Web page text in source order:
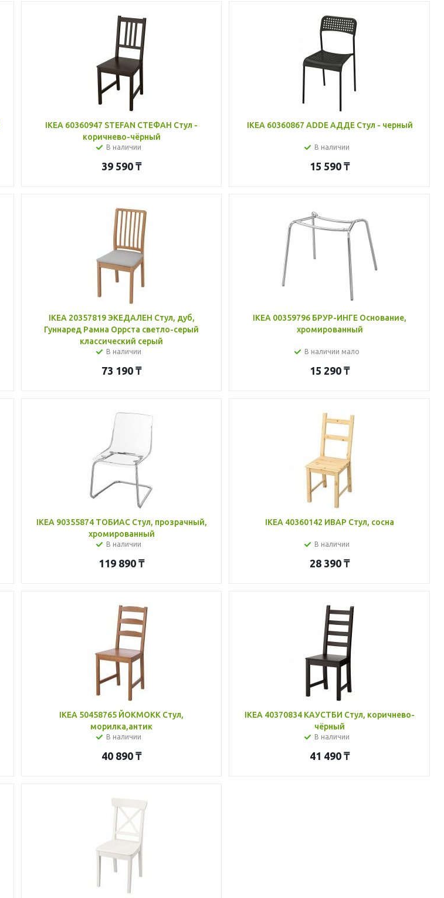
IKEA 60360947 STEFAN СТЕФАН Стул -
коричнево-чёрный
В наличии
39 590 ₸
IKEA 60360867 ADDE АДДЕ Стул - черный
В наличии
15 590 ₸
IKEA 20357819 ЭКЕДАЛЕН Стул, дуб,
Гуннаред Рамна Оррста светло-серый
классический серый
В наличии
73 190 ₸
IKEA 00359796 БРУР-ИНГЕ Основание,
хромированный
В наличии мало
15 290 ₸
IKEA 90355874 ТОБИАС Стул, прозрачный,
хромированный
В наличии
119 890 ₸
IKEA 40360142 ИВАР Стул, сосна
В наличии
28 390 ₸
IKEA 50458765 ЙОКМОКК Стул,
морилка,антик
В наличии
40 890 ₸
IKEA 40370834 КАУСТБИ Стул, коричнево-
чёрный
В наличии
41 490 ₸